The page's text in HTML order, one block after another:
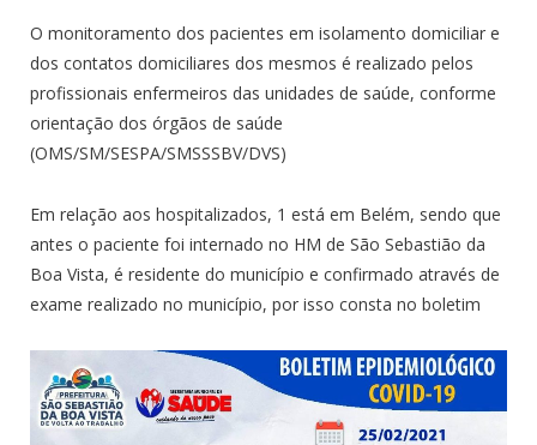
O monitoramento dos pacientes em isolamento domiciliar e
dos contatos domiciliares dos mesmos é realizado pelos
profissionais enfermeiros das unidades de saúde, conforme
orientação dos órgãos de saúde
(OMS/SM/SESPA/SMSSSBV/DVS)
Em relação aos hospitalizados, 1 está em Belém, sendo que
antes o paciente foi internado no HM de São Sebastião da
Boa Vista, é residente do município e confirmado através de
exame realizado no município, por isso consta no boletim